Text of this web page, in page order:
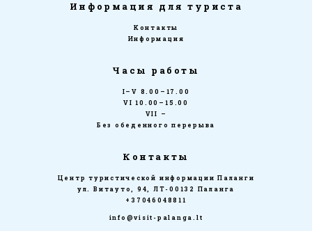
Информация для туриста
Kонтакты
Информация
Часы работы
I–V 8.00–17.00
VI 10.00–15.00
VII –
Без обеденного перерыва
Контакты
Центр туристической информации Паланги
ул. Витауто, 94, ЛТ-00132 Паланга
+37046048811
info@visit-palanga.lt